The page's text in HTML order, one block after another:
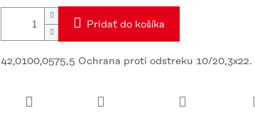
Pridať do košíka
42,0100,0575,5 Ochrana proti odstreku 10/20,3x22.